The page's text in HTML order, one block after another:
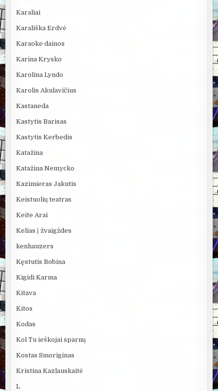
Karaliai
Karališka Erdvė
Karaoke dainos
Karina Krysko
Karolina Lyndo
Karolis Akulavičius
Kastaneda
Kastytis Barisas
Kastytis Kerbedis
Katažina
Katažina Nemycko
Kazimieras Jakutis
Keistuolių teatras
Keite Arai
Kelias į žvaigždes
kenhauzers
Kęstutis Bobina
Kigidi Karma
Kitava
Kitos
Kodas
Kol Tu ieškojai sparnų
Kostas Smoriginas
Kristina Kazlauskaitė
L